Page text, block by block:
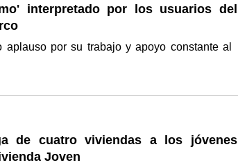
interpretado por los usuarios del
aplauso por su trabajo y apoyo constante al
de cuatro viviendas a los jóvenes
Joven